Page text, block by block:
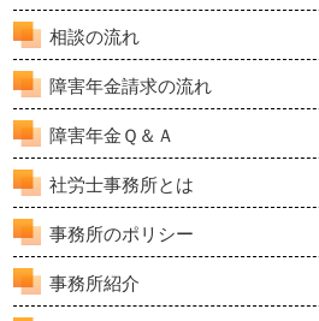
相談の流れ
障害年金請求の流れ
障害年金Ｑ＆Ａ
社労士事務所とは
事務所のポリシー
事務所紹介